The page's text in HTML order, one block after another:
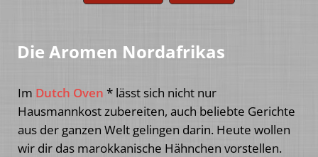
Die Aromen Nordafrikas
Im Dutch Oven * lässt sich nicht nur
Hausmannkost zubereiten, auch beliebte Gerichte
aus der ganzen Welt gelingen darin. Heute wollen
wir dir das marokkanische Hähnchen vorstellen.